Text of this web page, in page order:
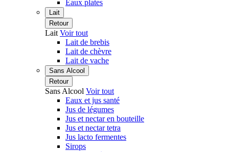
Eaux plates
Lait
Retour
Lait Voir tout
Lait de brebis
Lait de chèvre
Lait de vache
Sans Alcool
Retour
Sans Alcool Voir tout
Eaux et jus santé
Jus de légumes
Jus et nectar en bouteille
Jus et nectar tetra
Jus lacto fermentes
Sirops